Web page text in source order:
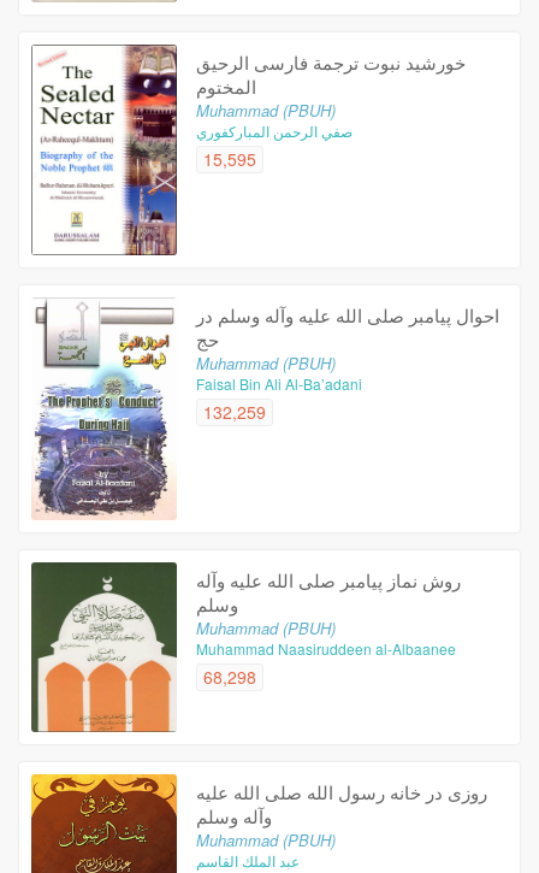
خورشید نبوت ترجمة فارسی الرحیق
المختوم
Muhammad (PBUH)
صفي الرحمن المباركفوري
15,595
احوال پیامبر صلی الله علیه وآله وسلم در
حج
Muhammad (PBUH)
Faisal Bin Ali Al-Ba’adani
132,259
روش نماز پیامبر صلی الله علیه وآله
وسلم
Muhammad (PBUH)
Muhammad Naasiruddeen al-Albaanee
68,298
روزی در خانه رسول الله صلی الله علیه
وآله وسلم
Muhammad (PBUH)
عبد الملك القاسم